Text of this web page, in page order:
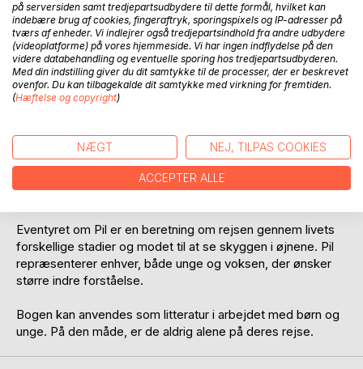
BESKRIVELSE
dragen Nidhug, der beder hende om hjælp til at finde tre
forsvundne drage æg. Da Pil senere rammes af lynet,
tændes der en livsenergi i hende. Hun rejser ud i verden,
Eventyret om Pil er en beretning om rejsen gennem livets
forskellige stadier og modet til at se skyggen i øjnene. Pil
repræsenterer enhver, både unge og voksen, der ønsker
større indre forståelse.
Bogen kan anvendes som litteratur i arbejdet med børn og
unge. På den måde, er de aldrig alene på deres rejse.
på serversiden samt tredjepartsudbydere til dette formål, hvilket kan
indebære brug af cookies, fingeraftryk, sporingspixels og IP-adresser på
tværs af enheder. Vi indlejrer også tredjepartsindhold fra andre udbydere
(videoplatforme) på vores hjemmeside. Vi har ingen indflydelse på den
videre databehandling og eventuelle sporing hos tredjepartsudbyderen.
Med din indstilling giver du dit samtykke til de processer, der er beskrevet
ovenfor. Du kan tilbagekalde dit samtykke med virkning for fremtiden.
(Hæftelse og copyright)
NÆGT NEJ, TILPAS COOKIES
ACCEPTER ALLE